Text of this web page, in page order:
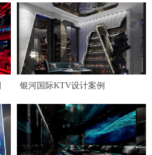
银河国际KTV设计案例